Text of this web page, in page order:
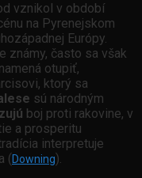
vznikol v období
na Pyrenejskom
Európy.
známy, často sa však
otupiť,
ktorý sa
sú národným
boj proti rakovine, v
a prosperitu
interpretuje
(Downing).